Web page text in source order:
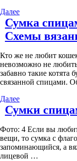
Далее
Сумка
Схемы
Кто же не любит
невозможно не
забавно такие котята
связанной спицами.
Далее
Сумки
Фото: 4 Если вы
вещи, то сумка с
запоминающийся, а
лицевой …